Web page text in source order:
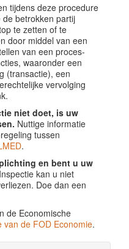
tijdens deze procedure
betrokken partij
te zetten of te
door middel van een
van een proces-
waaronder een
(transactie), een
vervolging
niet doet, is uw
Nuttige informatie
tussen
.
en bent u uw
kan u niet
Doe dan een
de Economische
van de FOD Economie.